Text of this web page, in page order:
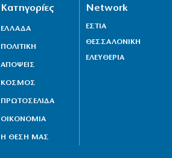
Κατηγορίες
ΕΛΛΑΔΑ
ΠΟΛΙΤΙΚΗ
ΑΠΟΨΕΙΣ
ΚΟΣΜΟΣ
ΠΡΩΤΟΣΕΛΙΔΑ
ΟΙΚΟΝΟΜΙΑ
Η ΘΕΣΗ ΜΑΣ
Network
ΕΣΤΙΑ
ΘΕΣΣΑΛΟΝΙΚΗ
ΕΛΕΥΘΕΡΙΑ